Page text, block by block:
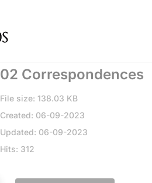
02 Correspondences
File size: 138.03 KB
Created: 06-09-2023
Updated: 06-09-2023
Hits: 312